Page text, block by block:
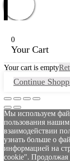
0
Your Cart
Your cart is empty
Continue
Мы используем
пользования
взаимодействии
узнать больше о
информацией на
cookie". Продолжая